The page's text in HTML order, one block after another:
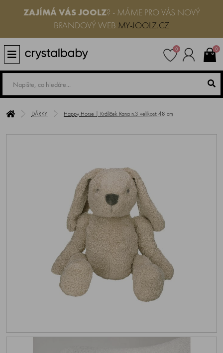
ZAJÍMÁ VÁS JOOLZ? - MÁME PRO VÁS NOVÝ
BRANDOVÝ WEB MY-JOOLZ.CZ
0 0
DÁRKY Happy Horse | Králíček Rana n.3 velikost: 48 cm